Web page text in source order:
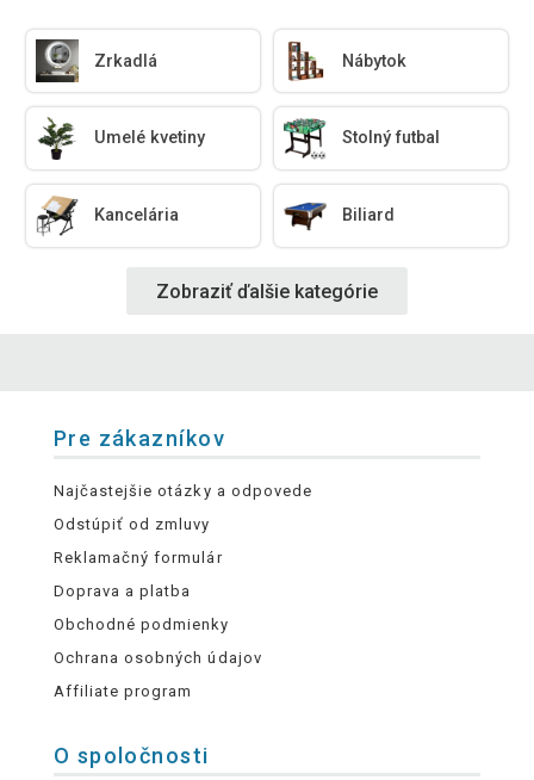
Zrkadlá Nábytok
Umelé kvetiny Stolný futbal
Kancelária Biliard
Zobraziť ďalšie kategórie
Pre zákazníkov
Najčastejšie otázky a odpovede
Odstúpiť od zmluvy
Reklamačný formulár
Doprava a platba
Obchodné podmienky
Ochrana osobných údajov
Affiliate program
O spoločnosti